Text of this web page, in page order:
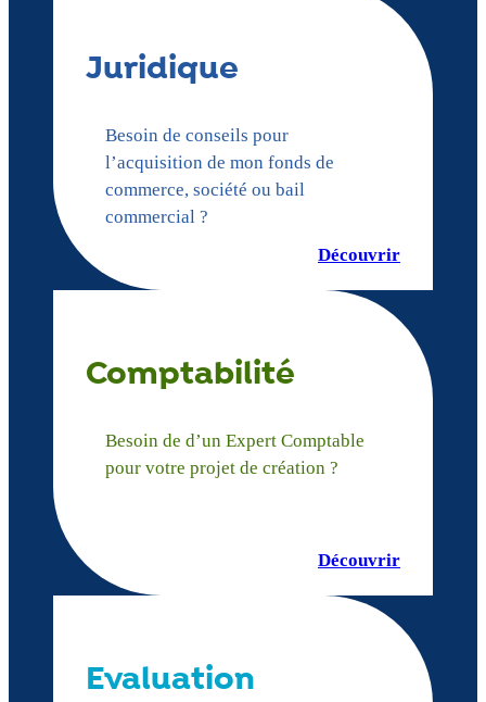
Juridique
Besoin de conseils pour
l’acquisition de mon fonds de
commerce, société ou bail
commercial ?
Découvrir
Comptabilité
Besoin de d’un Expert Comptable
pour votre projet de création ?
Découvrir
Evaluation